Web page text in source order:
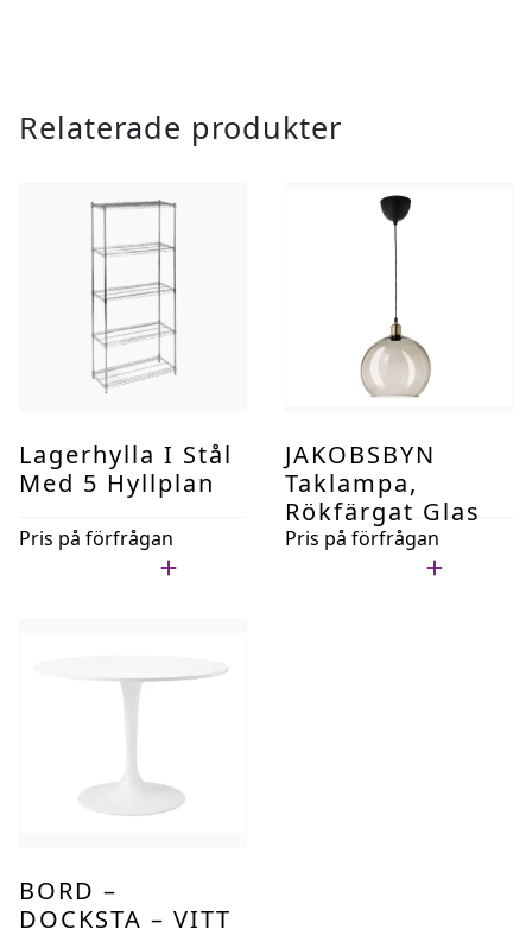
Relaterade produkter
Lagerhylla I Stål
Med 5 Hyllplan
Pris på förfrågan
JAKOBSBYN
Taklampa,
Rökfärgat Glas
Pris på förfrågan
BORD –
DOCKSTA – VITT